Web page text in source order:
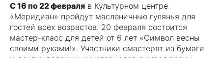
С 16 по 22 февраля в Культурном центре
«Меридиан» пройдут масленичные гулянья для
гостей всех возрастов. 20 февраля состоится
мастер-класс для детей от 6 лет «Символ весны
своими руками!». Участники смастерят из бумаги